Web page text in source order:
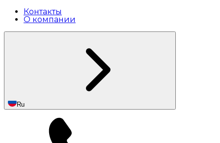
Контакты
О компании
Ru